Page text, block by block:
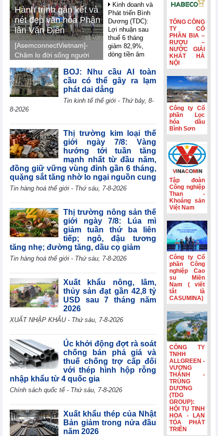
Hành trình gắn kết và
nét đẹp văn hóa Phân
lân Văn Điển
[AsemconnectVietnam]-
Chăm lo đời sống người
Điển tổ chức tham quan,
nghỉ mát Trung Quốc
2026, gắn kết tập thể,
tái tạo năng lượng và
lan tỏa văn hóa doanh
nghiệp.
Kinh doanh và
Phát triển Bình
Dương (TDC):
Lợi nhuận sau
thuế 6 tháng
giảm 82,9%,
dòng tiền âm
đồng
VIFTA mở thêm
dư địa cho hàng
Việt tại thị trường
(CTD) lãi 788 tỷ
đồng năm tài
chính 2026
Sản lượng sản
xuất công nghiệp
khu vực
Eurozone đạt
mức cao nhất
trong gần 4 năm
rưỡi
HSBC: Nghị
quyết 10 tạo nền
tảng để Việt Nam
thu hút dòng vốn
chất lượng cao
xuất của Hoa Kỳ
đạt mức cao nhất
trong hơn bốn
năm
Chính phủ
7: Xuất nhập
khẩu ước đạt
659,6 tỷ USD,
tăng 28,1%
BOJ: Nhu cầu AI toàn
cầu có thể gây ra lạm
phát dai dẳng
Tin kinh tế thế giới - Thứ bảy, 8-
8-2026
Thị trường kim loại thế
giới ngày 7/8: Vàng
hướng tới tuần tăng
mạnh nhất từ đầu năm,
đồng giữ vững vùng đỉnh gần 6 tháng,
quặng sắt tăng nhờ lo ngại nguồn cung
Tin hàng hoá thế giới - Thứ sáu, 7-8-2026
Thị trường nông sản thế
giới ngày 7/8: Lúa mì
giảm tuần thứ ba liên
tiếp; ngô, đậu tương
tăng nhẹ; đường tăng, dầu cọ giảm
Tin hàng hoá thế giới - Thứ sáu, 7-8-2026
Xuất khẩu nông, lâm,
thủy sản đạt gần 42,8 tỷ
USD sau 7 tháng năm
2026
XUẤT NHẬP KHẨU - Thứ sáu, 7-8-2026
Úc khởi động đợt rà soát
chống bán phá giá và
thuế chống trợ cấp đối
với thép hình hộp rỗng
nhập khẩu từ 4 quốc gia
Chính sách quốc tế - Thứ sáu, 7-8-2026
Xuất khẩu thép của Nhật
Bản giảm trong nửa đầu
năm 2026
TỔNG CÔNG
TY CỔ
PHẦN BIA –
RƯỢU –
NƯỚC GIẢI
KHÁT HÀ
NỘI
Công ty Cổ
phần Lọc
hóa dầu
Bình Sơn
Tập đoàn
Công nghiệp
Than -
Khoáng sản
Việt Nam
Công ty Cổ
phần Công
nghiệp Cao
su Miền
Nam ( viết
tắt là
CASUMINA)
CÔNG TY
TNHH
ALLGREEN -
VƯỢNG
THÀNH -
TRÙNG
DƯƠNG
(TDG
GROUP):
HỘI TỤ TINH
HOA - LAN
TỎA PHÁT
TRIỂN